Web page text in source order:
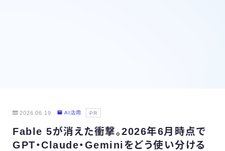
2026.06.19 AI活用 PR
Fable 5が消えた衝撃。2026年6月時点で
GPT・Claude・Geminiをどう使い分ける